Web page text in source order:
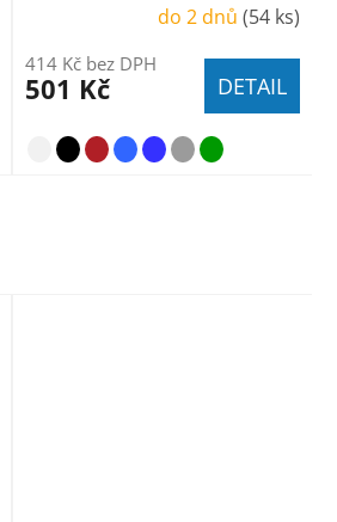
do 2 dnů (54 ks)
414 Kč bez DPH
501 Kč DETAIL